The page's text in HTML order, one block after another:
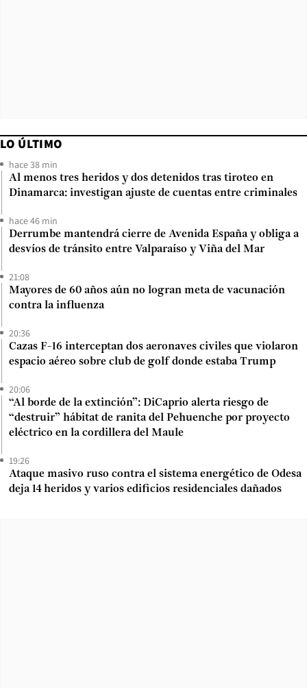
LO ÚLTIMO
hace 38 min
Al menos tres heridos y dos detenidos tras tiroteo en
Dinamarca: investigan ajuste de cuentas entre criminales
hace 46 min
Derrumbe mantendrá cierre de Avenida España y obliga a
desvíos de tránsito entre Valparaíso y Viña del Mar
21:08
Mayores de 60 años aún no logran meta de vacunación
contra la influenza
20:36
Cazas F-16 interceptan dos aeronaves civiles que violaron
espacio aéreo sobre club de golf donde estaba Trump
20:06
“Al borde de la extinción”: DiCaprio alerta riesgo de
“destruir” hábitat de ranita del Pehuenche por proyecto
eléctrico en la cordillera del Maule
19:26
Ataque masivo ruso contra el sistema energético de Odesa
deja 14 heridos y varios edificios residenciales dañados